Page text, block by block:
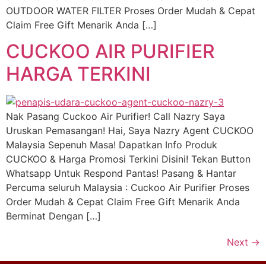
OUTDOOR WATER FILTER Proses Order Mudah & Cepat
Claim Free Gift Menarik Anda […]
CUCKOO AIR PURIFIER
HARGA TERKINI
Nak Pasang Cuckoo Air Purifier! Call Nazry Saya
Uruskan Pemasangan! Hai, Saya Nazry Agent CUCKOO
Malaysia Sepenuh Masa! Dapatkan Info Produk
CUCKOO & Harga Promosi Terkini Disini! Tekan Button
Whatsapp Untuk Respond Pantas! Pasang & Hantar
Percuma seluruh Malaysia : Cuckoo Air Purifier Proses
Order Mudah & Cepat Claim Free Gift Menarik Anda
Berminat Dengan […]
Next →